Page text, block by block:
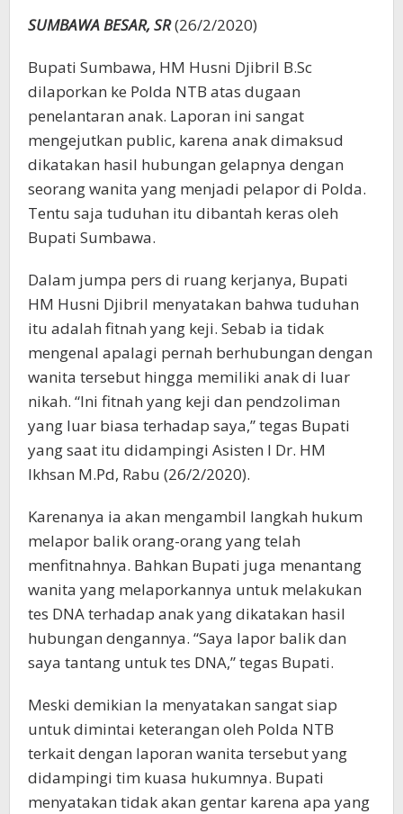
Tantang
DNA
SUMBAWA BESAR, SR(26/2/2020)
Bupati Sumbawa, HM Husni Djibril B.Sc
dilaporkan ke Polda NTB atas dugaan
penelantaran anak. Laporan ini sangat
mengejutkan public, karena anak dimaksud
dikatakan hasil hubungan gelapnya dengan
seorang wanita yang menjadi pelapor di Polda.
Tentu saja tuduhan itu dibantah keras oleh
Bupati Sumbawa.
Dalam jumpa pers di ruang kerjanya, Bupati
HM Husni Djibril menyatakan bahwa tuduhan
itu adalah fitnah yang keji. Sebab ia tidak
mengenal apalagi pernah berhubungan dengan
wanita tersebut hingga memiliki anak di luar
nikah. “Ini fitnah yang keji dan pendzoliman
yang luar biasa terhadap saya,” tegas Bupati
yang saat itu didampingi Asisten I Dr. HM
Ikhsan M.Pd, Rabu (26/2/2020).
Karenanya ia akan mengambil langkah hukum
melapor balik orang-orang yang telah
menfitnahnya. Bahkan Bupati juga menantang
wanita yang melaporkannya untuk melakukan
tes DNA terhadap anak yang dikatakan hasil
hubungan dengannya. “Saya lapor balik dan
saya tantang untuk tes DNA,” tegas Bupati.
Meski demikian Ia menyatakan sangat siap
untuk dimintai keterangan oleh Polda NTB
terkait dengan laporan wanita tersebut yang
didampingi tim kuasa hukumnya. Bupati
menyatakan tidak akan gentar karena apa yang